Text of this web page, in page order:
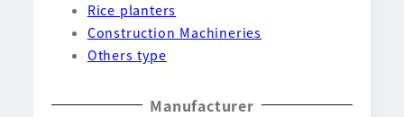
Rice planters
Construction Machineries
Others type
Manufacturer